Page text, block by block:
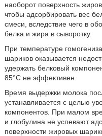
наоборот поверхность
чтобы адсорбировать вес
смеси, вследствие чего в
белка и жира в сыворотку.
При температуре
шариков оказывается
удержать белковый
85°С не эффективен.
Время выдержки молока
устанавливается с целью
компонентов. При малом
и глобулина не успевают
поверхности жировых